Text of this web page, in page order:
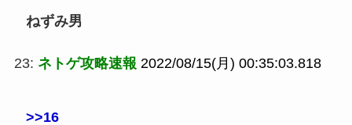
ねずみ男
23: ネトゲ攻略速報 2022/08/15(月) 00:35:03.818
>>16